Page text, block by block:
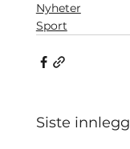
Nyheter
Sport
Siste innlegg